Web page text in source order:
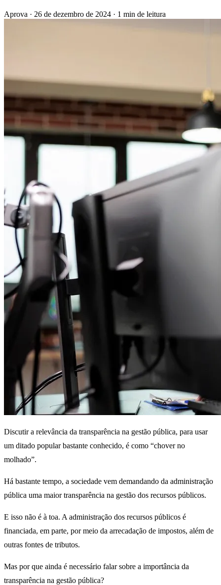
Aprova · 26 de dezembro de 2024 · 1 min de leitura
Discutir a relevância da transparência na gestão pública, para usar
um ditado popular bastante conhecido, é como “chover no
molhado”.
Há bastante tempo, a sociedade vem demandando da administração
pública uma maior transparência na gestão dos recursos públicos.
E isso não é à toa. A administração dos recursos públicos é
financiada, em parte, por meio da arrecadação de impostos, além de
outras fontes de tributos.
Mas por que ainda é necessário falar sobre a importância da
transparência na gestão pública?